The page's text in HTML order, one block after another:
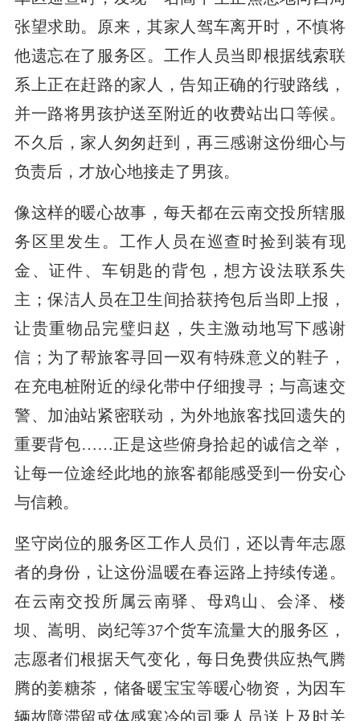
张望求助。原来，其家人驾车离开时，不慎将
他遗忘在了服务区。工作人员当即根据线索联
系上正在赶路的家人，告知正确的行驶路线，
并一路将男孩护送至附近的收费站出口等候。
不久后，家人匆匆赶到，再三感谢这份细心与
负责后，才放心地接走了男孩。
像这样的暖心故事，每天都在云南交投所辖服
务区里发生。工作人员在巡查时捡到装有现
金、证件、车钥匙的背包，想方设法联系失
主；保洁人员在卫生间拾获挎包后当即上报，
让贵重物品完璧归赵，失主激动地写下感谢
信；为了帮旅客寻回一双有特殊意义的鞋子，
在充电桩附近的绿化带中仔细搜寻；与高速交
警、加油站紧密联动，为外地旅客找回遗失的
重要背包……正是这些俯身拾起的诚信之举，
让每一位途经此地的旅客都能感受到一份安心
与信赖。
坚守岗位的服务区工作人员们，还以青年志愿
者的身份，让这份温暖在春运路上持续传递。
在云南交投所属云南驿、母鸡山、会泽、楼
坝、嵩明、岗纪等37个货车流量大的服务区，
志愿者们根据天气变化，每日免费供应热气腾
腾的姜糖茶，储备暖宝宝等暖心物资，为因车
辆故障滞留或体感寒冷的司乘人员送上及时关